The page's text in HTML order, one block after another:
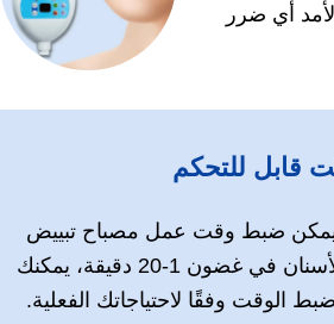
أي ضرر
قابل للتحكم
ضبط وقت عمل مصباح تبييض
الأسنان في غضون 1-20 دقيقة، يمكنك
ضبط الوقت وفقًا لاحتياجاتك الفعلية.